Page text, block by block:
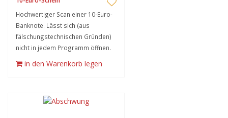
Hochwertiger Scan einer 10-Euro-
Banknote. Lässt sich (aus
fälschungstechnischen Gründen)
nicht in jedem Programm öffnen.
in den Warenkorb legen